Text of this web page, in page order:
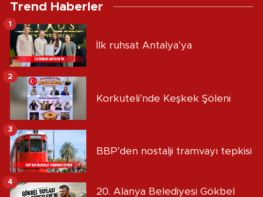
Trend Haberler
İlk ruhsat Antalya’ya
1
Korkuteli’nde Keşkek Şöleni
2
BBP’den nostalji tramvayı tepkisi
3
20. Alanya Belediyesi Gökbel
4